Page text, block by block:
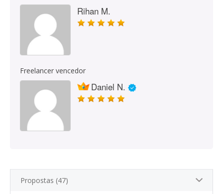
Rihan M.
Freelancer vencedor
Daniel N.
Propostas (47)